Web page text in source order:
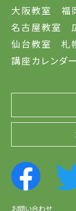
大阪教室
福
名古屋教室
仙台教室
札
講座カレンダー
お問い合わせ